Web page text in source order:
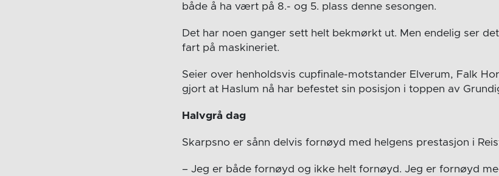
både å ha vært på 8.- og 5. plass denne sesongen.
Det har noen ganger sett helt bekmørkt ut. Men endelig ser
fart på maskineriet.
Seier over henholdsvis cupfinale-motstander Elverum, Falk
gjort at Haslum nå har befestet sin posisjon i toppen av
Halvgrå dag
Skarpsno er sånn delvis fornøyd med helgens prestasjon i
– Jeg er både fornøyd og ikke helt fornøyd. Jeg er fornøyd